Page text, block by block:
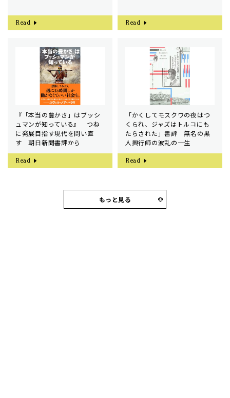
Read Read
『「本当の豊かさ」はブッシ
ュマンが知っている』 つね
に発展目指す現代を問い直
す 朝日新聞書評から
Read
「かくしてモスクワの夜はつ
くられ、ジャズはトルコにも
たらされた」書評 無名の黒
人興行師の波乱の一生
Read
もっと見る